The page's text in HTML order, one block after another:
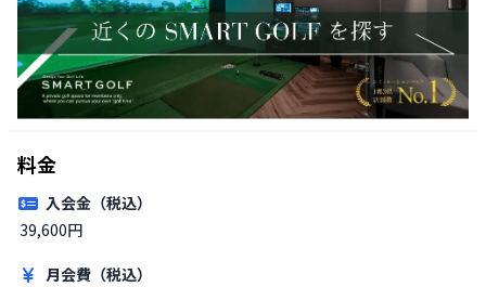
料金
入会金（税込）
39,600円
月会費（税込）